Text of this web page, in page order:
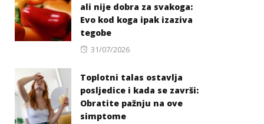
ali nije dobra za svakoga:
Evo kod koga ipak izaziva
tegobe
Posted
31/07/2026
Toplotni talas ostavlja
posljedice i kada se završi:
Obratite pažnju na ove
simptome